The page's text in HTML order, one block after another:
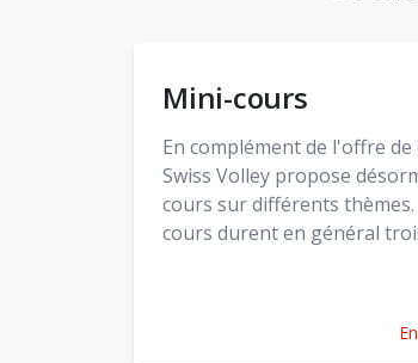
Mini-cours
En complément de l'offre de
Swiss Volley propose
cours sur différents thèmes.
cours durent en général